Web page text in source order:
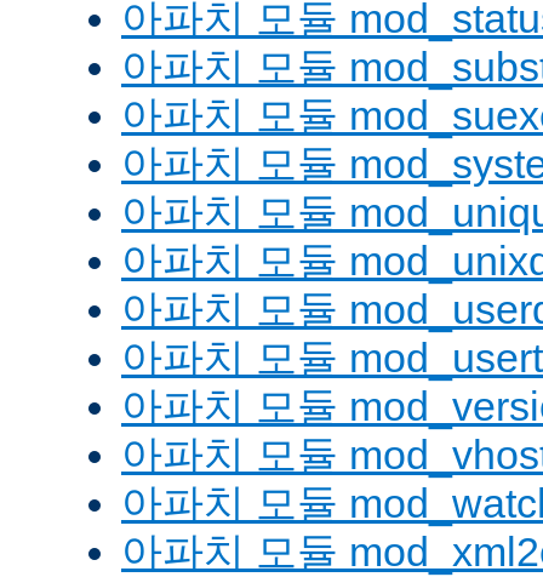
아파치 모듈
아파치 모듈
아파치 모듈
아파치 모듈
아파치 모듈
아파치 모듈
아파치 모듈
아파치 모듈
아파치 모듈
아파치 모듈
아파치 모듈
아파치 모듈